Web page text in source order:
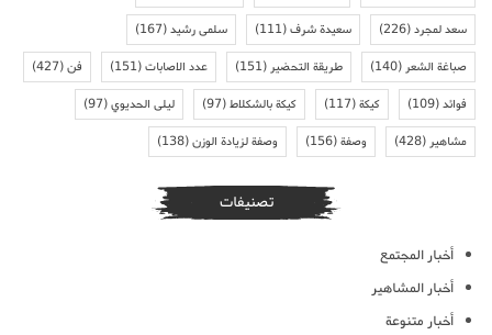
سعد لمجرد(226) سعيدة شرف(111) سلمى رشيد(167)
صباغة الشعر(140) طريقة التحضير(151) عدد الاصابات(151) فن(427)
فوائد(109) كيكة(117) كيكة بالشكلاط(97) ليلى الحديوي(97)
مشاهير(428) وصفة(156) وصفة لزيادة الوزن(138)
تصنيفات
أخبار المجتمع
أخبار المشاهير
أخبار متنوعة